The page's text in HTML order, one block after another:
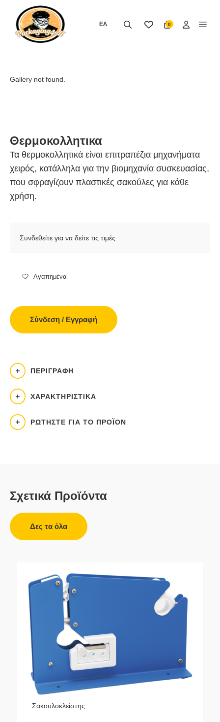
περιεχόμενο
ΕΛ 0
Gallery not found.
Θερμοκολλητικα
Τα θερμοκολλητικά είναι επιτραπέζια μηχανήματα
χειρός, κατάλληλα για την βιομηχανία συσκευασίας,
που σφραγίζουν πλαστικές σακούλες για κάθε
χρήση.
Συνδεθείτε για να δείτε τις τιμές
Αγαπημένα
Σύνδεση / Εγγραφή
ΠΕΡΙΓΡΑΦΉ
ΧΑΡΑΚΤΗΡΙΣΤΙΚΆ
ΡΩΤΉΣΤΕ ΓΙΑ ΤΟ ΠΡΟΪΌΝ
Σχετικά Προϊόντα
Δες τα όλα
Σακουλοκλείστης